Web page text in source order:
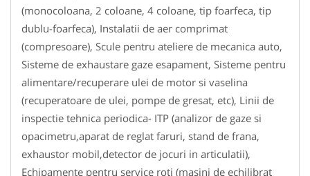
(monocoloana, 2 coloane, 4 coloane, tip foarfeca, tip
dublu-foarfeca), Instalatii de aer comprimat
(compresoare), Scule pentru ateliere de mecanica auto,
Sisteme de exhaustare gaze esapament, Sisteme pentru
alimentare/recuperare ulei de motor si vaselina
(recuperatoare de ulei, pompe de gresat, etc), Linii de
inspectie tehnica periodica- ITP (analizor de gaze si
opacimetru,aparat de reglat faruri, stand de frana,
exhaustor mobil,detector de jocuri in articulatii),
Echipamente pentru service roti (masini de echilibrat